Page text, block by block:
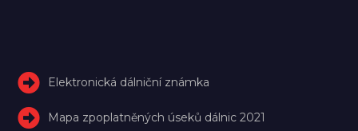
Elektronická dálniční známka
Mapa zpoplatněných úseků dálnic 2021